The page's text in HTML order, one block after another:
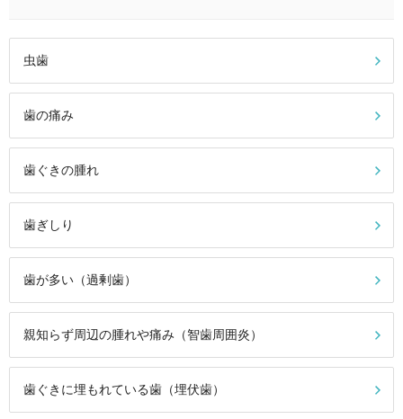
虫歯
歯の痛み
歯ぐきの腫れ
歯ぎしり
歯が多い（過剰歯）
親知らず周辺の腫れや痛み（智歯周囲炎）
歯ぐきに埋もれている歯（埋伏歯）